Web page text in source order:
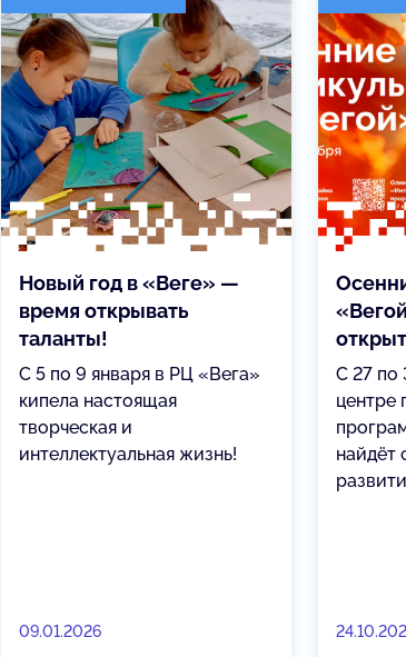
Новый год в «Веге» —
время открывать
таланты!
С 5 по 9 января в РЦ «Вега»
кипела настоящая
творческая и
интеллектуальная жизнь!
09.01.2026
С 27 по
центре
найдёт